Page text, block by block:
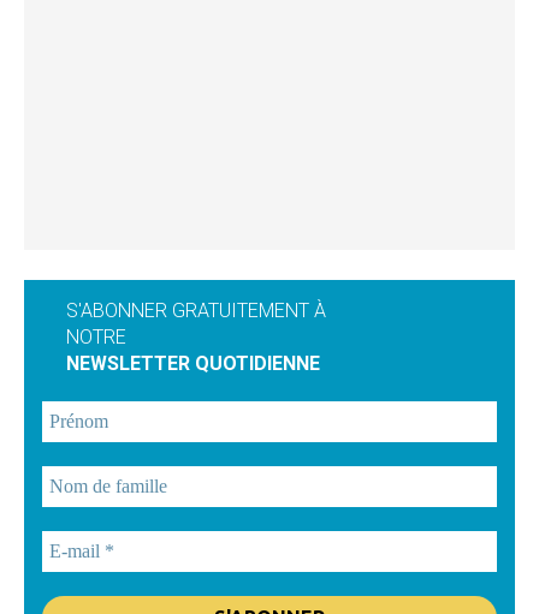
S'ABONNER GRATUITEMENT À
NOTRE
NEWSLETTER QUOTIDIENNE